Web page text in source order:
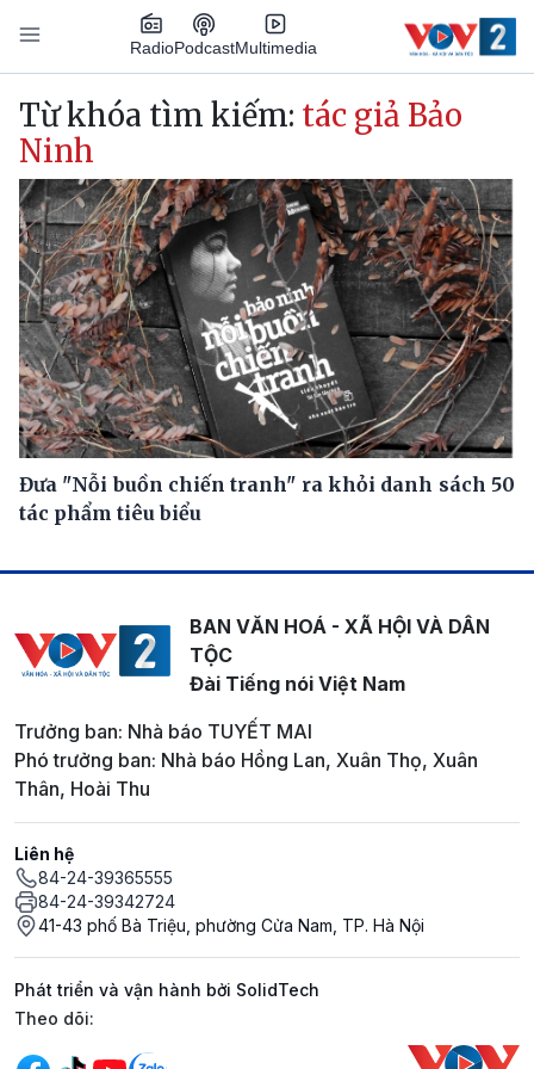
Nhảy đến nội dung
RadioPodcastMultimedia
Main navigation
Từ khóa tìm kiếm: tác giả Bảo
Ninh
Đưa "Nỗi buồn chiến tranh" ra khỏi danh sách 50
tác phẩm tiêu biểu
BAN VĂN HOÁ - XÃ HỘI VÀ DÂN
TỘC
Đài Tiếng nói Việt Nam
Trưởng ban: Nhà báo TUYẾT MAI
Phó trưởng ban: Nhà báo Hồng Lan, Xuân Thọ, Xuân
Thân, Hoài Thu
Liên hệ
84-24-39365555
84-24-39342724
41-43 phố Bà Triệu, phường Cửa Nam, TP. Hà Nội
Phát triển và vận hành bởi SolidTech
Mạng xã hội
Theo dõi: